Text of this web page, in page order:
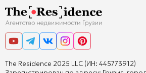
The Residence 2025 LLC (ИН: 445773912)